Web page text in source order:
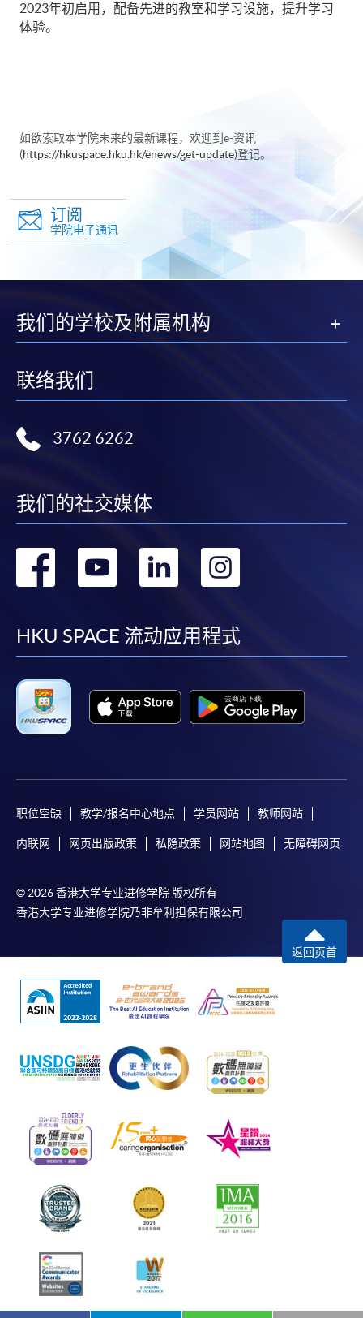
2023年初启用，配备先进的教室和学习设施，提升学习
体验。
如欲索取本学院未来的最新课程，欢迎到e-资讯
(https://hkuspace.hku.hk/enews/get-update)登记。
订阅
学院电子通讯
我们的学校及附属机构
联络我们
3762 6262
我们的社交媒体
转
facebook
转
youtube
转
linkedin
转
HKU SPACE 流动应用程式
职位空缺 教学/报名中心地点 学员网站 教师网站
内联网 网页出版政策 私隐政策 网站地图 无障碍网页
© 2026 香港大学专业进修学院 版权所有
香港大学专业进修学院乃非牟利担保有限公司
返回页首